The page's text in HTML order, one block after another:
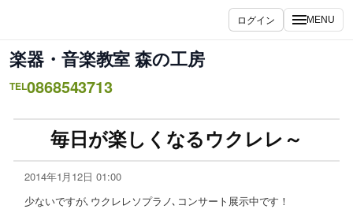
ログイン MENU
楽器・音楽教室 森の工房
TEL0868543713
毎日が楽しくなるウクレレ～
2014年1月12日 01:00
少ないですが､ウクレレソプラノ､コンサート展示中です！